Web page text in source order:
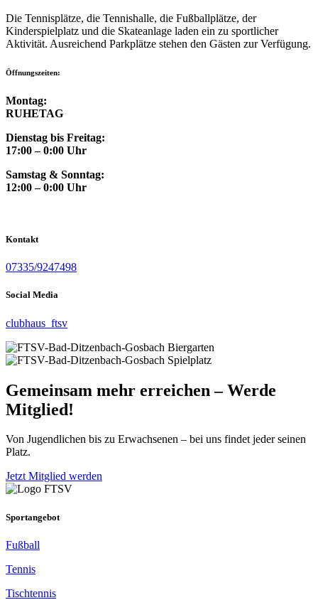
Die Tennisplätze, die Tennishalle, die Fußballplätze, der
Kinderspielplatz und die Skateanlage laden ein zu sportlicher
Aktivität. Ausreichend Parkplätze stehen den Gästen zur Verfügung.
Öffnungszeiten:
Montag:
RUHETAG
Dienstag bis Freitag:
17:00 – 0:00 Uhr
Samstag & Sonntag:
12:00 – 0:00 Uhr
Kontakt
07335/9247498
Social Media
clubhaus_ftsv
Gemeinsam mehr erreichen – Werde
Mitglied!
Von Jugendlichen bis zu Erwachsenen – bei uns findet jeder seinen
Platz.
Jetzt Mitglied werden
Sportangebot
Fußball
Tennis
Tischtennis